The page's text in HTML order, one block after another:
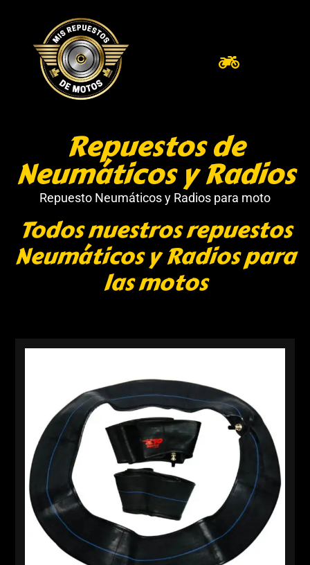
Repuestos de
Neumáticos y Radios
Repuesto Neumáticos y Radios para moto
Todos nuestros repuestos
Neumáticos y Radios para
las motos